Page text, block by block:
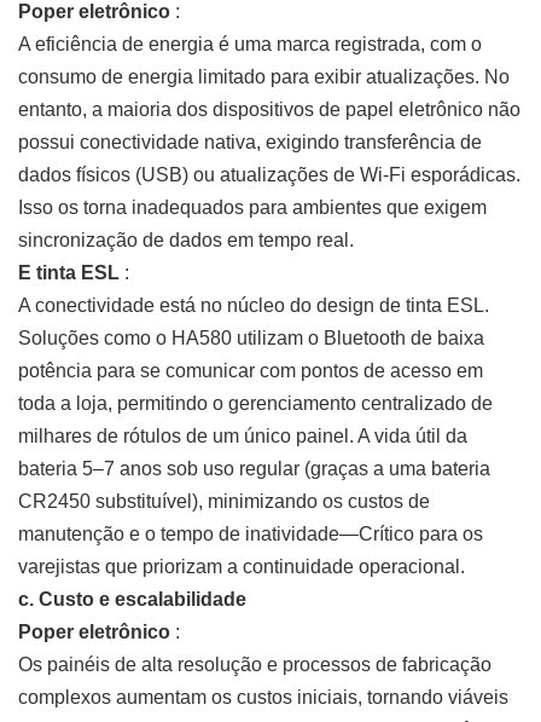
Poper eletrônico :
A eficiência de energia é uma marca registrada, com o
consumo de energia limitado para exibir atualizações. No
entanto, a maioria dos dispositivos de papel eletrônico não
possui conectividade nativa, exigindo transferência de
dados físicos (USB) ou atualizações de Wi-Fi esporádicas.
Isso os torna inadequados para ambientes que exigem
sincronização de dados em tempo real.
E tinta ESL :
A conectividade está no núcleo do design de tinta ESL.
Soluções como o HA580 utilizam o Bluetooth de baixa
potência para se comunicar com pontos de acesso em
toda a loja, permitindo o gerenciamento centralizado de
milhares de rótulos de um único painel. A vida útil da
bateria 5–7 anos sob uso regular (graças a uma bateria
CR2450 substituível), minimizando os custos de
manutenção e o tempo de inatividade—Crítico para os
varejistas que priorizam a continuidade operacional.
c. Custo e escalabilidade
Poper eletrônico :
Os painéis de alta resolução e processos de fabricação
complexos aumentam os custos iniciais, tornando viáveis ​​